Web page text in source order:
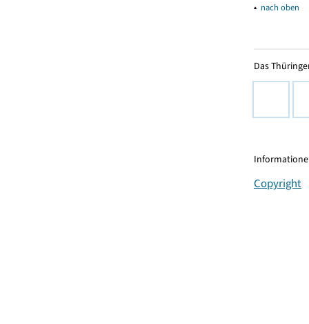
▴ nach oben
Das
Copyright